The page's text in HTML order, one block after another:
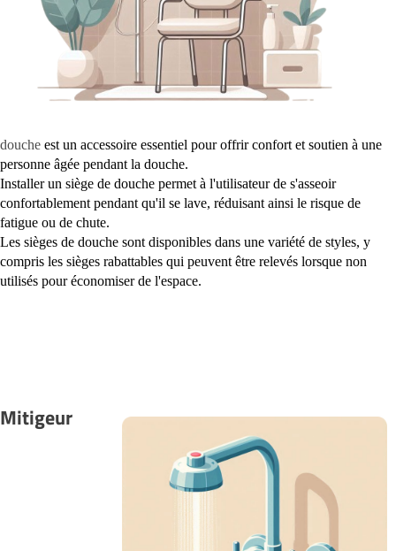
douche est un accessoire essentiel pour offrir confort et soutien à une
personne âgée pendant la douche.
Installer un siège de douche permet à l'utilisateur de s'asseoir
confortablement pendant qu'il se lave, réduisant ainsi le risque de
fatigue ou de chute.
Les sièges de douche sont disponibles dans une variété de styles, y
compris les sièges rabattables qui peuvent être relevés lorsque non
utilisés pour économiser de l'espace.
Mitigeur